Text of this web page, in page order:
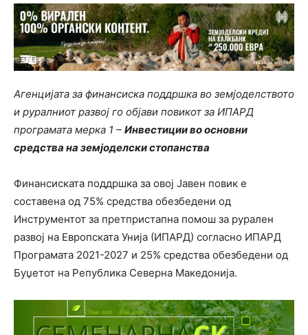
Агенцијата за финансиска поддршка во земјоделството
и руралниот развој го објави повикот за ИПАРД
програмата мерка 1 – Инвестиции во основни
средства на земјоделски стопанства
Финансиската поддршка за овој Јавен повик е
составена од 75% средства обезбедени од
Инструментот за претпристапна помош за рурален
развој на Европската Унија (ИПАРД) согласно ИПАРД
Програмата 2021-2027 и 25% средства обезбедени од
Буџетот на Република Северна Македонија.